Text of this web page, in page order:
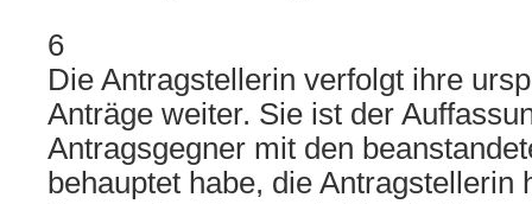
6
Die Antragstellerin verfolgt ihre
Anträge weiter. Sie ist der
Antragsgegner mit den
behauptet habe, die Antragstellerin